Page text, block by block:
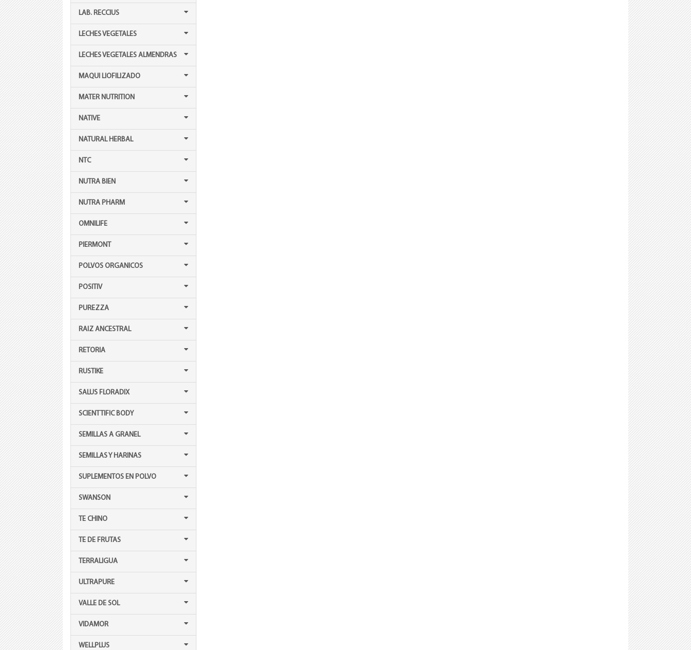
LAB. RECCIUS
LECHES VEGETALES
LECHES VEGETALES ALMENDRAS
MAQUI LIOFILIZADO
MATER NUTRITION
NATIVE
NATURAL HERBAL
NTC
NUTRA BIEN
NUTRA PHARM
OMNILIFE
PIERMONT
POLVOS ORGANICOS
POSITIV
PUREZZA
RAIZ ANCESTRAL
RETORIA
RUSTIKE
SALUS FLORADIX
SCIENTTIFIC BODY
SEMILLAS A GRANEL
SEMILLAS Y HARINAS
SUPLEMENTOS EN POLVO
SWANSON
TE CHINO
TE DE FRUTAS
TERRALIGUA
ULTRAPURE
VALLE DE SOL
VIDAMOR
WELLPLUS